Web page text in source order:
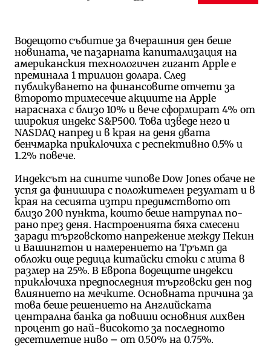
Водещото събитие за вчерашния ден беше
новината, че пазарната капитализация на
американския технологичен гигант Apple е
преминала 1 трилион долара. След
публикуването на финансовите отчети за
второто тримесечие акциите на Apple
нараснаха с близо 10% и вече сформират 4% от
широкия индекс S&P500. Това изведе него и
NASDAQ напред и в края на деня двата
бенчмарка приключиха с респективно 0.5% и
1.2% повече.
Индексът на сините чипове Dow Jones обаче не
успя да финишира с положителен резултат и в
края на сесията изтри предимството от
близо 200 пункта, които беше натрупал по-
рано през деня. Настроенията бяха смесени
заради търговското напрежение между Пекин
и Вашингтон и намерението на Тръмп да
обложи още редица китайски стоки с мита в
размер на 25%. В Европа водещите индекси
приключиха предпоследния търговски ден под
влиянието на мечките. Основната причина за
това беше решението на Английската
централна банка да повиши основния лихвен
процент до най-високото за последното
десетилетие ниво – от 0.50% на 0.75%.